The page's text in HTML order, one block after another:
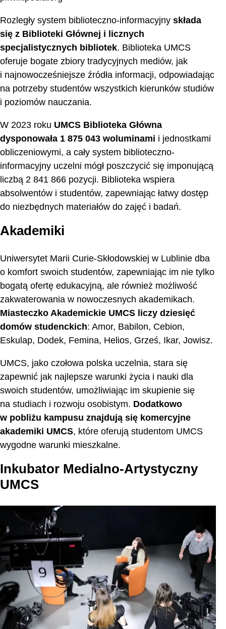
Rozległy system biblioteczno-informacyjny składa
się z Biblioteki Głównej i licznych
specjalistycznych bibliotek. Biblioteka UMCS
oferuje bogate zbiory tradycyjnych mediów, jak
i najnowocześniejsze źródła informacji, odpowiadając
na potrzeby studentów wszystkich kierunków studiów
i poziomów nauczania.
W 2023 roku UMCS Biblioteka Główna
dysponowała 1 875 043 woluminami i jednostkami
obliczeniowymi, a cały system biblioteczno-
informacyjny uczelni mógł poszczycić się imponującą
liczbą 2 841 866 pozycji. Biblioteka wspiera
absolwentów i studentów, zapewniając łatwy dostęp
do niezbędnych materiałów do zajęć i badań.
Akademiki
Uniwersytet Marii Curie-Skłodowskiej w Lublinie dba
o komfort swoich studentów, zapewniając im nie tylko
bogatą ofertę edukacyjną, ale również możliwość
zakwaterowania w nowoczesnych akademikach.
Miasteczko Akademickie UMCS liczy dziesięć
domów studenckich: Amor, Babilon, Cebion,
Eskulap, Dodek, Femina, Helios, Grześ, Ikar, Jowisz.
UMCS, jako czołowa polska uczelnia, stara się
zapewnić jak najlepsze warunki życia i nauki dla
swoich studentów, umożliwiając im skupienie się
na studiach i rozwoju osobistym. Dodatkowo
w pobliżu kampusu znajdują się komercyjne
akademiki UMCS, które oferują studentom UMCS
wygodne warunki mieszkalne.
Inkubator Medialno-Artystyczny
UMCS